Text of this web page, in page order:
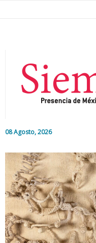
08 Agosto, 2026
Editorial
Nacional
Colaboradores